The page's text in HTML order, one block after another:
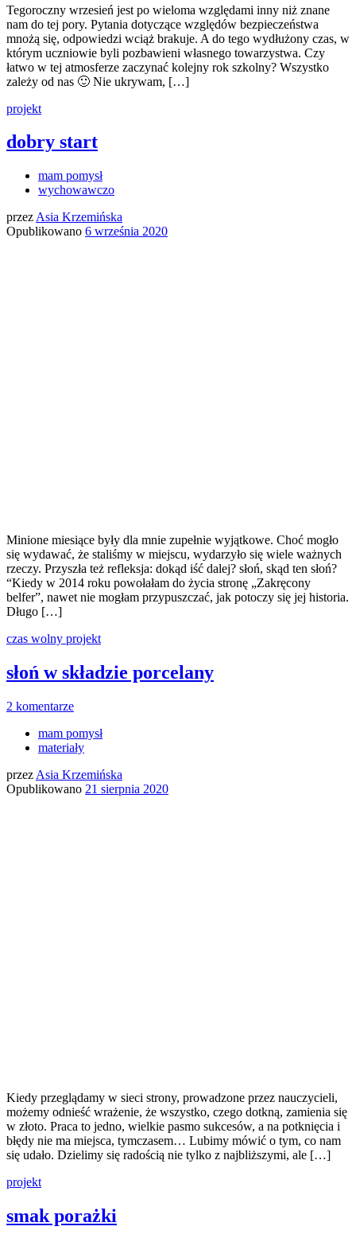
Tegoroczny wrzesień jest po wieloma względami inny niż znane
nam do tej pory. Pytania dotyczące względów bezpieczeństwa
mnożą się, odpowiedzi wciąż brakuje. A do tego wydłużony czas, w
którym uczniowie byli pozbawieni własnego towarzystwa. Czy
łatwo w tej atmosferze zaczynać kolejny rok szkolny? Wszystko
zależy od nas 🙂 Nie ukrywam, […]
projekt
dobry start
mam pomysł
wychowawczo
przez Asia Krzemińska
Opublikowano 6 września 2020
Minione miesiące były dla mnie zupełnie wyjątkowe. Choć mogło
się wydawać, że staliśmy w miejscu, wydarzyło się wiele ważnych
rzeczy. Przyszła też refleksja: dokąd iść dalej? słoń, skąd ten słoń?
“Kiedy w 2014 roku powołałam do życia stronę „Zakręcony
belfer”, nawet nie mogłam przypuszczać, jak potoczy się jej historia.
Długo […]
czas wolny projekt
słoń w składzie porcelany
2 komentarze
mam pomysł
materiały
przez Asia Krzemińska
Opublikowano 21 sierpnia 2020
Kiedy przeglądamy w sieci strony, prowadzone przez nauczycieli,
możemy odnieść wrażenie, że wszystko, czego dotkną, zamienia się
w złoto. Praca to jedno, wielkie pasmo sukcesów, a na potknięcia i
błędy nie ma miejsca, tymczasem… Lubimy mówić o tym, co nam
się udało. Dzielimy się radością nie tylko z najbliższymi, ale […]
projekt
smak porażki